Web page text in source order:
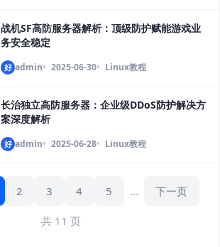
战机SF高防服务器解析：顶级防护赋能游戏业
务安全稳定
好 admin 2025-06-30 Linux教程
长治独立高防服务器：企业级DDoS防护解决方
案深度解析
好 admin 2025-06-28 Linux教程
2 3 4 5 ... 下一页
共 11 页